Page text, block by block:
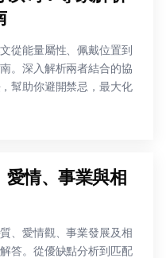
從能量屬性、佩戴位置到
。深入解析兩者結合的協
幫助你避開禁忌，最大化
愛情、事業與相
、愛情觀、事業發展及相
答。從優缺點分析到匹配